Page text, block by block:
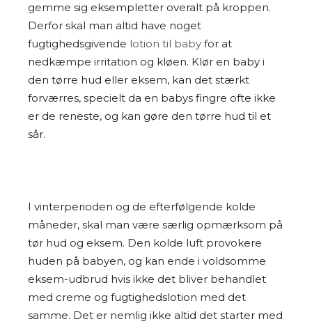
gemme sig eksempletter overalt på kroppen.
Derfor skal man altid have noget
fugtighedsgivende lotion til baby for at
nedkæmpe irritation og kløen. Klør en baby i
den tørre hud eller eksem, kan det stærkt
forværres, specielt da en babys fingre ofte ikke
er de reneste, og kan gøre den tørre hud til et
sår.
I vinterperioden og de efterfølgende kolde
måneder, skal man være særlig opmærksom på
tør hud og eksem. Den kolde luft provokere
huden på babyen, og kan ende i voldsomme
eksem-udbrud hvis ikke det bliver behandlet
med creme og fugtighedslotion med det
samme. Det er nemlig ikke altid det starter med